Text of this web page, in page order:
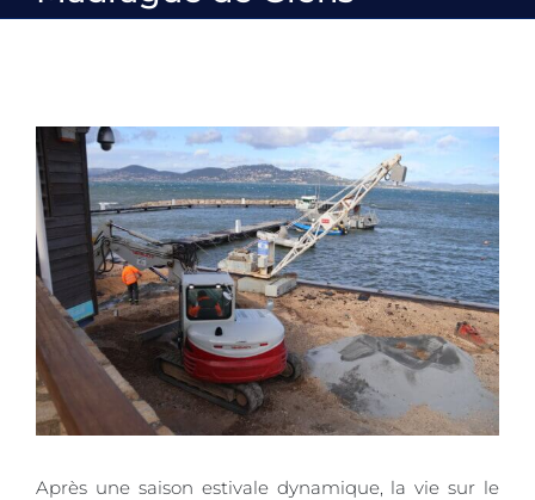
Voir
l'image
agrandie
Après une saison estivale dynamique, la vie sur le